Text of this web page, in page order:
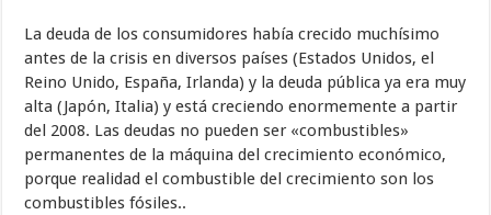
La deuda de los consumidores había crecido muchísimo
antes de la crisis en diversos países (Estados Unidos, el
Reino Unido, España, Irlanda) y la deuda pública ya era muy
alta (Japón, Italia) y está creciendo enormemente a partir
del 2008. Las deudas no pueden ser «combustibles»
permanentes de la máquina del crecimiento económico,
porque realidad el combustible del crecimiento son los
combustibles fósiles..